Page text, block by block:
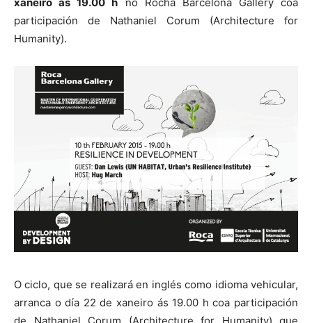
participación de Nathaniel Corum (Architecture for
Humanity).
O ciclo, que se realizará en inglés como idioma vehicular,
arranca o día 22 de xaneiro ás 19.00 h coa participación